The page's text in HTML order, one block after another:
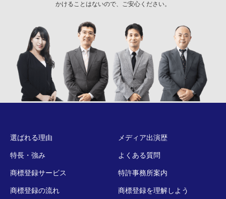
かけることはないので、ご安心ください。
選ばれる理由
特長・強み
商標登録サービス
商標登録の流れ
メディア出演歴
よくある質問
特許事務所案内
商標登録を理解しよう